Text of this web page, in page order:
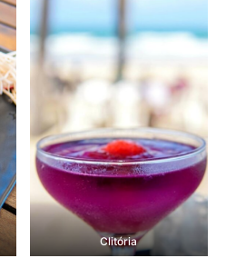
Clitória